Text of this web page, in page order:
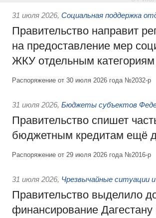
31 июля 2026, Социальная поддержка
Правительство направит
на предоставление мер
ЖКУ отдельным
Распоряжение от 30 июля 2026 года №2032-р
31 июля 2026, Бюджеты субъектов
Правительство спишет
бюджетным кредитам ещё
Распоряжение от 29 июля 2026 года №2016-р
31 июля 2026, Чрезвычайные ситуации
Правительство выделило
финансирование